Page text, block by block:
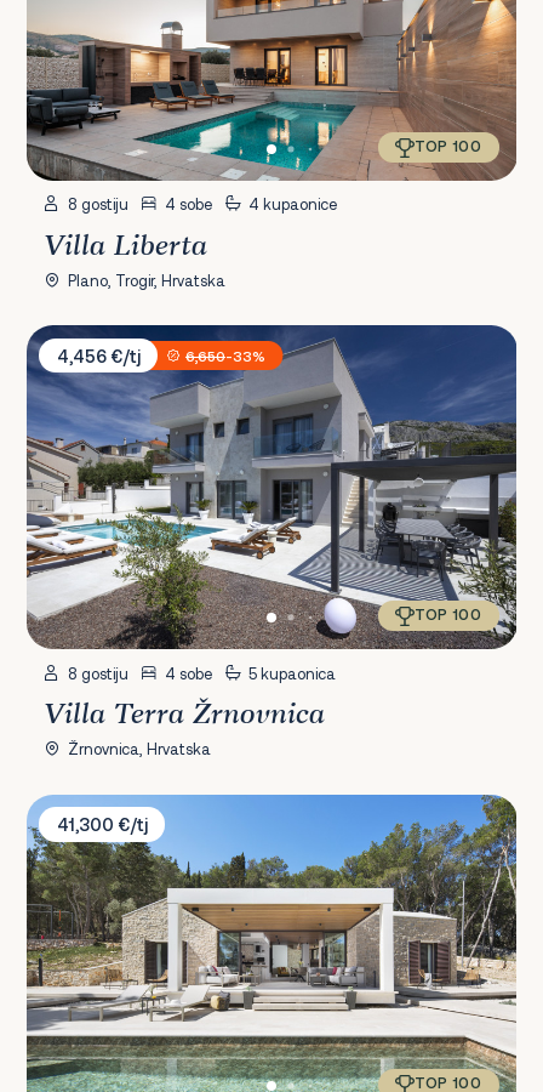
TOP 100
8 gostiju 4 sobe 4 kupaonice
Villa Liberta
Plano, Trogir, Hrvatska
Villa Terra Žrnovnica
4,456 €/tj
6,650-33%
TOP 100
8 gostiju 4 sobe 5 kupaonica
Villa Terra Žrnovnica
Žrnovnica, Hrvatska
Villa Vale Estate
41,300 €/tj
TOP 100